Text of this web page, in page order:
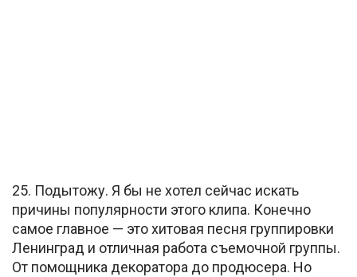
25. Подытожу. Я бы не хотел сейчас искать
причины популярности этого клипа. Конечно
самое главное — это хитовая песня группировки
Ленинград и отличная работа съемочной группы.
От помощника декоратора до продюсера. Но